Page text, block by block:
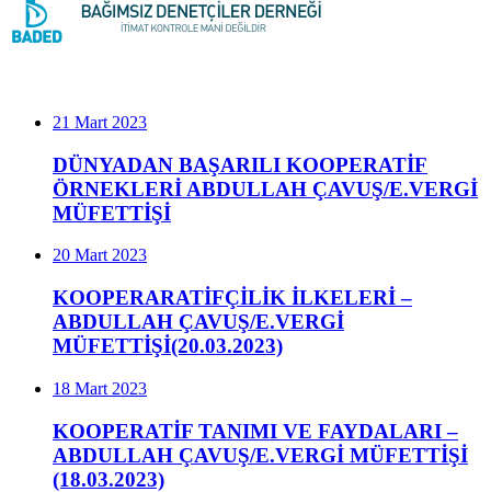
21 Mart 2023
DÜNYADAN BAŞARILI KOOPERATİF
ÖRNEKLERİ ABDULLAH ÇAVUŞ/E.VERGİ
MÜFETTİŞİ
20 Mart 2023
KOOPERARATİFÇİLİK İLKELERİ –
ABDULLAH ÇAVUŞ/E.VERGİ
MÜFETTİŞİ(20.03.2023)
18 Mart 2023
KOOPERATİF TANIMI VE FAYDALARI –
ABDULLAH ÇAVUŞ/E.VERGİ MÜFETTİŞİ
(18.03.2023)